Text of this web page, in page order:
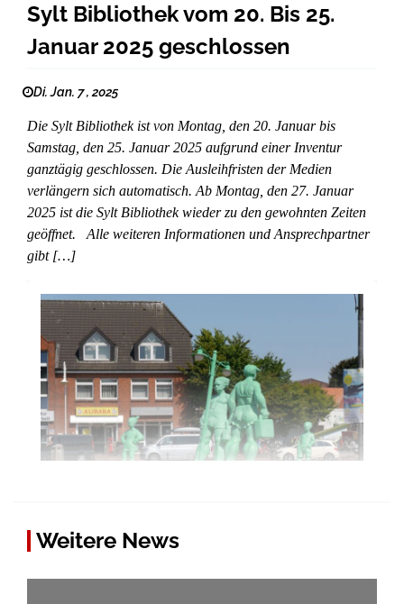
Sylt Bibliothek vom 20. Bis 25.
Januar 2025 geschlossen
Di. Jan. 7 , 2025
Die Sylt Bibliothek ist von Montag, den 20. Januar bis
Samstag, den 25. Januar 2025 aufgrund einer Inventur
ganztägig geschlossen. Die Ausleihfristen der Medien
verlängern sich automatisch. Ab Montag, den 27. Januar
2025 ist die Sylt Bibliothek wieder zu den gewohnten Zeiten
geöffnet. Alle weiteren Informationen und Ansprechpartner
gibt […]
Weitere News